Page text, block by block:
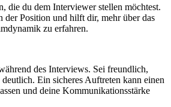
die du dem Interviewer stellen möchtest.
der Position und hilft dir, mehr über das
zu erfahren.
des Interviews. Sei freundlich,
Ein sicheres Auftreten kann einen
und deine Kommunikationsstärke